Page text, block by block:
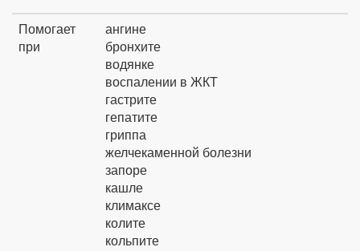
Помогает
при
ангине
бронхите
водянке
воспалении в ЖКТ
гастрите
гепатите
гриппа
желчекаменной болезни
запоре
кашле
климаксе
колите
кольпите